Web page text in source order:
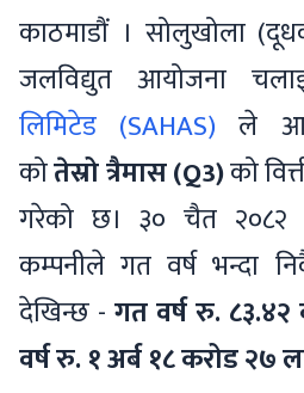
काठमाडौं । सोलुखोला
जलविद्युत आयोजना
लिमिटेड (SAHAS)ले
कोतेस्रो त्रैमास (Q3)को
गरेको छ। ३० चैत २०८२
कम्पनीले गत वर्ष भन्दा
देखिन्छ - गत वर्ष रु.
वर्ष रु. १ अर्ब १८ करोड २७